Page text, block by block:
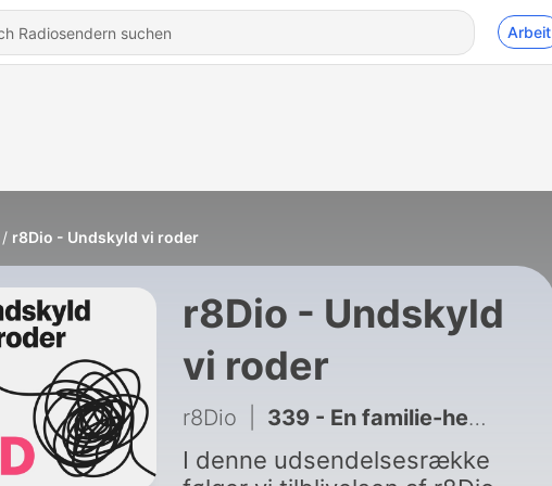
Arbeit
r8Dio - Undskyld vi roder
r8Dio - Undskyld
vi roder
r8Dio 339 - En familie-hemmelighed
I denne udsendelsesrække